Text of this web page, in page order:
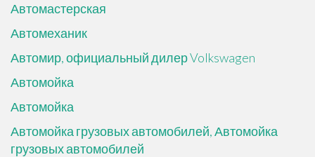
Автомастерская
Автомеханик
Автомир, официальный дилер Volkswagen
Автомойка
Автомойка
Автомойка грузовых автомобилей, Автомойка
грузовых автомобилей